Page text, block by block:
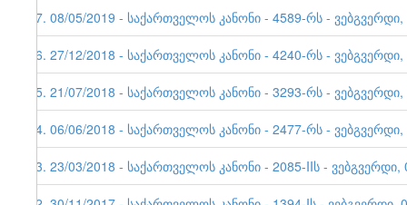
27. 08/05/2019 - საქართველოს კანონი - 4589-რს -
26. 27/12/2018 - საქართველოს კანონი - 4240-რს -
25. 21/07/2018 - საქართველოს კანონი - 3293-რს -
24. 06/06/2018 - საქართველოს კანონი - 2477-რს -
23. 23/03/2018 - საქართველოს კანონი - 2085-IIს - ვებგვერდი,